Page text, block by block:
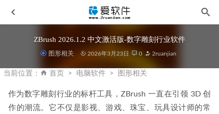
ZBrush 2026.1.2 中文激活版-数字雕刻行业软件
图形相关 2026年3月23日 0 2ruanjian
当前位置： 首页 电脑软件 图形相关
作为数字雕刻行业的标杆工具，ZBrush 一直在引领 3D 创
作的潮流。它不仅是影视、游戏、珠宝、玩具设计师的常